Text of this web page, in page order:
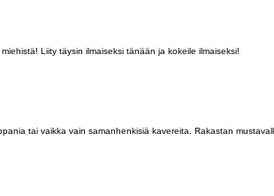
Liity täysin ilmaiseksi tänään ja kokeile ilmaiseksi!
tai vaikka vain samanhenkisiä kavereita. Rakastan